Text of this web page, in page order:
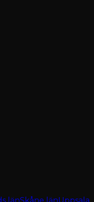
länSkåne länUppsala